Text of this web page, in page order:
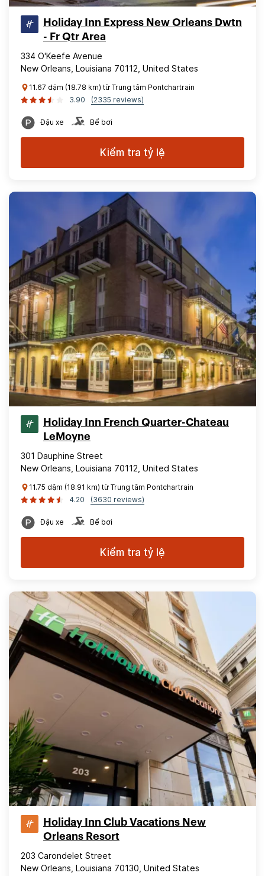
Holiday Inn Express New Orleans Dwtn
- Fr Qtr Area
334 O'Keefe Avenue
New Orleans, Louisiana 70112, United States
11.67 dặm (18.78 km) từ Trung tâm Pontchartrain
3.90
(2335 reviews)
Đậu xe Bể bơi
Kiểm tra tỷ lệ
Holiday Inn French Quarter-Chateau
LeMoyne
301 Dauphine Street
New Orleans, Louisiana 70112, United States
11.75 dặm (18.91 km) từ Trung tâm Pontchartrain
4.20
(3630 reviews)
Đậu xe Bể bơi
Kiểm tra tỷ lệ
Holiday Inn Club Vacations New
Orleans Resort
203 Carondelet Street
New Orleans, Louisiana 70130, United States